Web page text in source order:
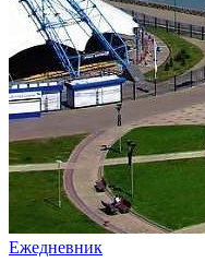
Ежедневник